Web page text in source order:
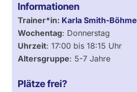
Informationen
Trainer*in: Karla Smith-Böhme
Wochentag: Donnerstag
Uhrzeit: 17:00 bis 18:15 Uhr
Altersgruppe: 5-7 Jahre
Plätze frei?